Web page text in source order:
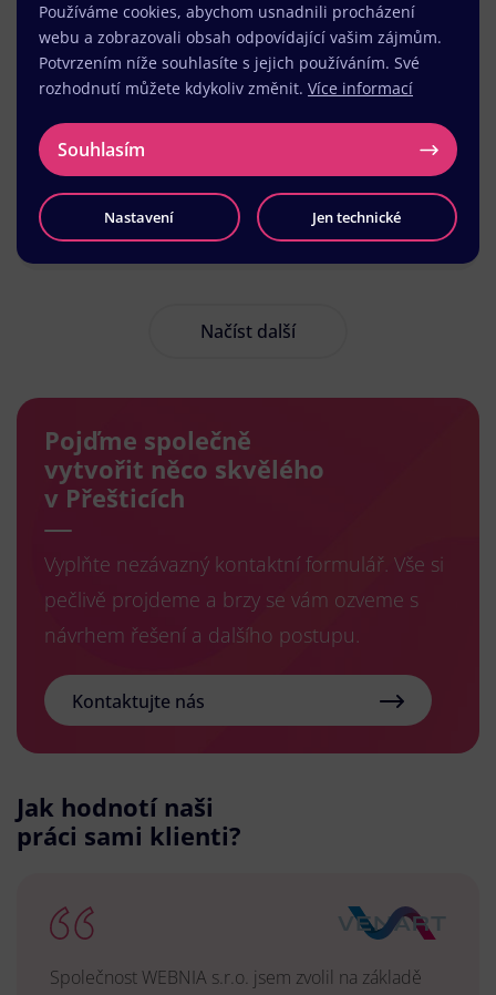
Načíst další
Pojďme společně
vytvořit něco skvělého
v Přešticích
Vyplňte nezávazný kontaktní formulář. Vše si
pečlivě projdeme a brzy se vám ozveme s
návrhem řešení a dalšího postupu.
Kontaktujte nás
Jak hodnotí naši
práci sami klienti?
Společnost WEBNIA s.r.o. jsem zvolil na základě
Používáme cookies, abychom usnadnili procházení
webu a zobrazovali obsah odpovídající vašim zájmům.
Potvrzením níže souhlasíte s jejich používáním. Své
rozhodnutí můžete kdykoliv změnit. Více informací
Souhlasím
Nastavení Jen technické